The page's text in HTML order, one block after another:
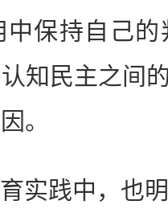
中保持自己
认知民主之间
。
践中，也明